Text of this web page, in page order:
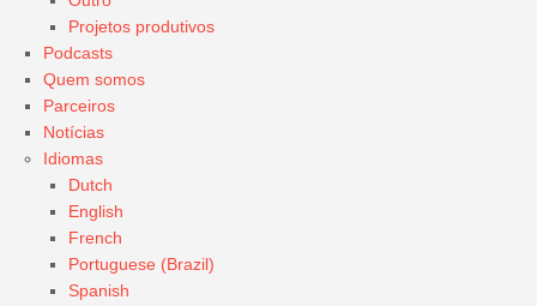
Projetos produtivos
Podcasts
Quem somos
Parceiros
Notícias
Idiomas
Dutch
English
French
Portuguese (Brazil)
Spanish